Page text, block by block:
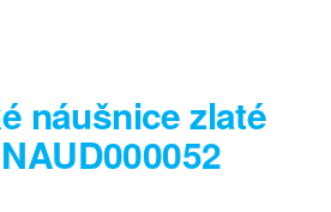
náušnice zlaté